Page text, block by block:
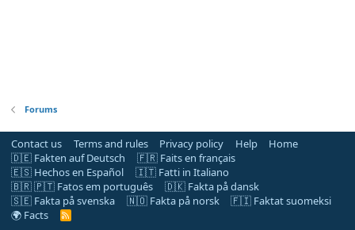
Forums
Contact us Terms and rules Privacy policy Help
Home
🇩🇪 Fakten auf Deutsch
🇫🇷 Faits en français
🇪🇸 Hechos en Español
🇮🇹 Fatti in Italiano
🇧🇷 🇵🇹 Fatos em português
🇩🇰 Fakta på dansk
🇸🇪 Fakta på svenska
🇳🇴 Fakta på norsk
🇫🇮 Faktat suomeksi
🌍 Facts
R